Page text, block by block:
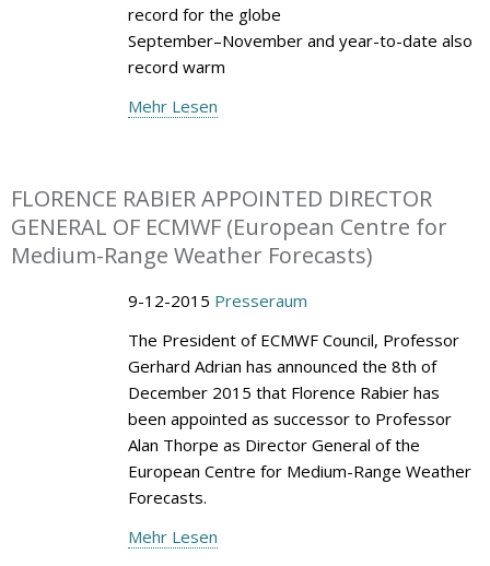
record for the globe
September–November and year-to-date also
record warm
Mehr Lesen
FLORENCE RABIER APPOINTED DIRECTOR
GENERAL OF ECMWF (European Centre for
Medium-Range Weather Forecasts)
9-12-2015 Presseraum
The President of ECMWF Council, Professor
Gerhard Adrian has announced the 8th of
December 2015 that Florence Rabier has
been appointed as successor to Professor
Alan Thorpe as Director General of the
European Centre for Medium-Range Weather
Forecasts.
Mehr Lesen